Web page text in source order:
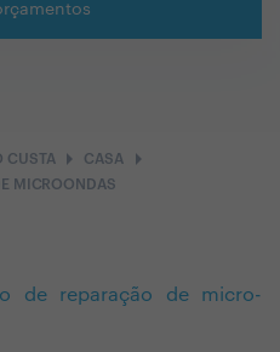
CUSTAarrow_right CASAarrow_right
MICROONDAS
de reparação de micro-